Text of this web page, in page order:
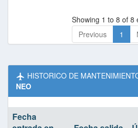
Showing 1 to 8 of 8
Previous
1
HISTORICO DE
NEO
Fecha